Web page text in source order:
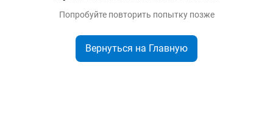
Попробуйте повторить попытку позже
Вернуться на Главную